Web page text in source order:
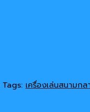
Tags: เครื่องเล่นสนามก